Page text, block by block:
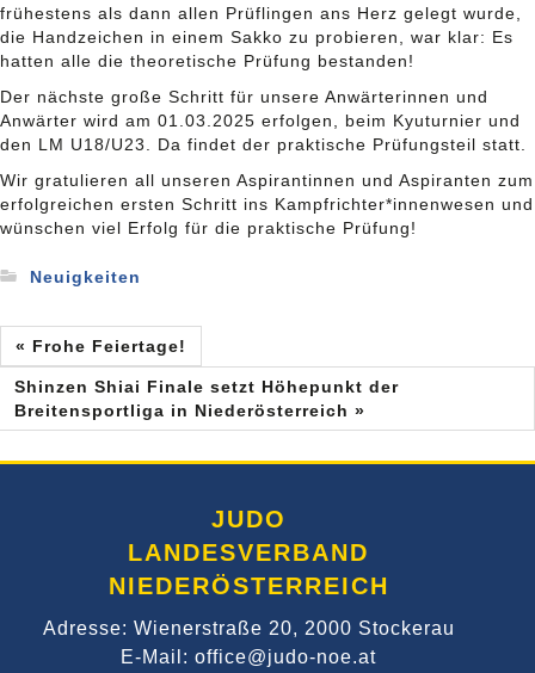
frühestens als dann allen Prüflingen ans Herz gelegt wurde,
die Handzeichen in einem Sakko zu probieren, war klar: Es
hatten alle die theoretische Prüfung bestanden!
Der nächste große Schritt für unsere Anwärterinnen und
Anwärter wird am 01.03.2025 erfolgen, beim Kyuturnier und
den LM U18/U23. Da findet der praktische Prüfungsteil statt.
Wir gratulieren all unseren Aspirantinnen und Aspiranten zum
erfolgreichen ersten Schritt ins Kampfrichter*innenwesen und
wünschen viel Erfolg für die praktische Prüfung!
Neuigkeiten
« Frohe Feiertage!
Shinzen Shiai Finale setzt Höhepunkt der
Breitensportliga in Niederösterreich »
JUDO
LANDESVERBAND
NIEDERÖSTERREICH
Adresse: Wienerstraße 20, 2000 Stockerau
E-Mail: office@judo-noe.at